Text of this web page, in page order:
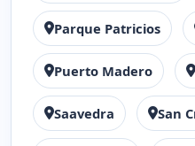
Parque Patricios
Puerto Madero
Saavedra San